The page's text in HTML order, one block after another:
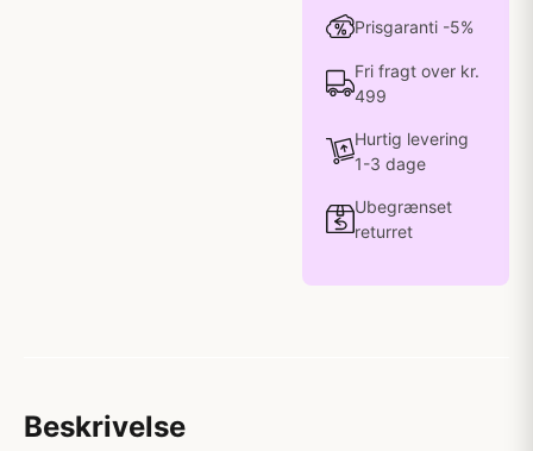
Prisgaranti -5%
Fri fragt over kr.
499
Hurtig levering
1-3 dage
Ubegrænset
returret
Beskrivelse